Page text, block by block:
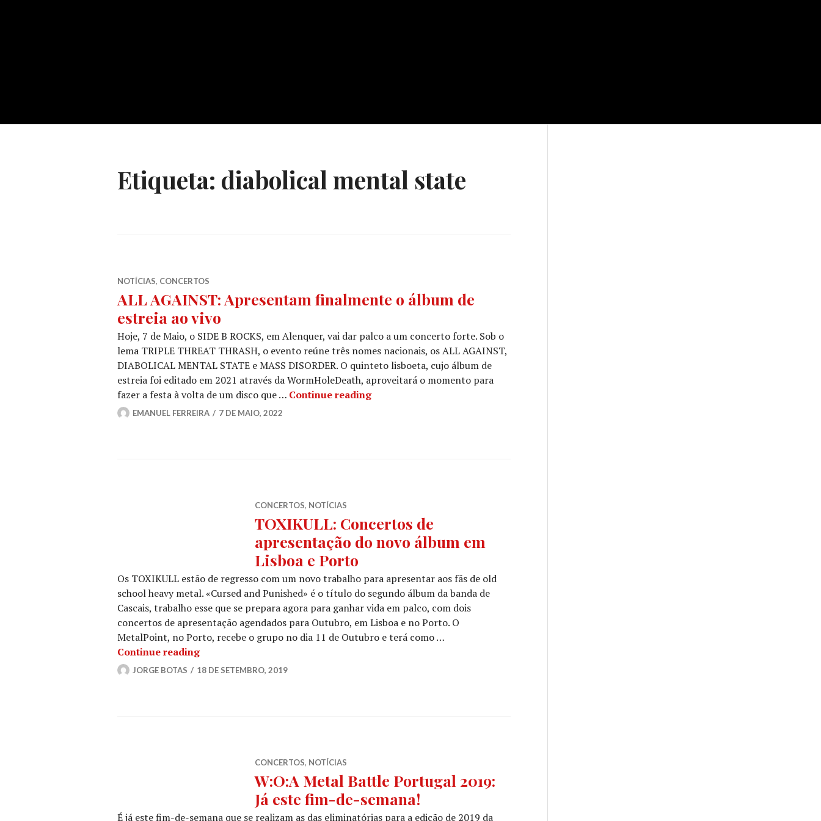
Etiqueta: diabolical mental state
NOTÍCIAS, CONCERTOS
ALL AGAINST: Apresentam finalmente o álbum de
estreia ao vivo
Hoje, 7 de Maio, o SIDE B ROCKS, em Alenquer, vai dar palco a um concerto forte. Sob o
lema TRIPLE THREAT THRASH, o evento reúne três nomes nacionais, os ALL AGAINST,
DIABOLICAL MENTAL STATE e MASS DISORDER. O quinteto lisboeta, cujo álbum de
estreia foi editado em 2021 através da WormHoleDeath, aproveitará o momento para
fazer a festa à volta de um disco que … Continue readingALL AGAINST: Apresentam finalmente o álbum de estreia ao vivo
EMANUEL FERREIRA 7 DE MAIO, 2022
CONCERTOS, NOTÍCIAS
TOXIKULL: Concertos de
apresentação do novo álbum em
Lisboa e Porto
Os TOXIKULL estão de regresso com um novo trabalho para apresentar aos fãs de old
school heavy metal. «Cursed and Punished» é o título do segundo álbum da banda de
Cascais, trabalho esse que se prepara agora para ganhar vida em palco, com dois
concertos de apresentação agendados para Outubro, em Lisboa e no Porto. O
MetalPoint, no Porto, recebe o grupo no dia 11 de Outubro e terá como …
Continue readingTOXIKULL: Concertos de apresentação do novo álbum em Lisboa e Porto
JORGE BOTAS 18 DE SETEMBRO, 2019
CONCERTOS, NOTÍCIAS
W:O:A Metal Battle Portugal 2019:
Já este fim-de-semana!
É já este fim-de-semana que se realizam as das eliminatórias para a edição de 2019 da